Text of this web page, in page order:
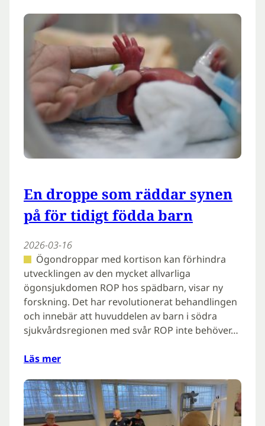
En droppe som räddar synen
på för tidigt födda barn
2026-03-16
Ögondroppar med kortison kan förhindra
utvecklingen av den mycket allvarliga
ögonsjukdomen ROP hos spädbarn, visar ny
forskning. Det har revolutionerat behandlingen
och innebär att huvuddelen av barn i södra
sjukvårdsregionen med svår ROP inte behöver…
Läs mer